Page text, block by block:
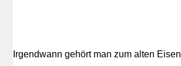
Irgendwann gehört man zum alten Eisen